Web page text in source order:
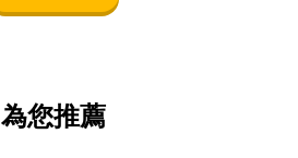
為您推薦